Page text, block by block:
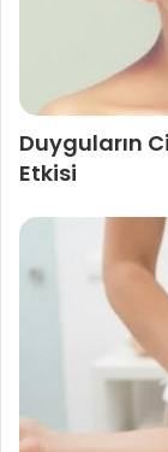
Duyguların
Etkisi